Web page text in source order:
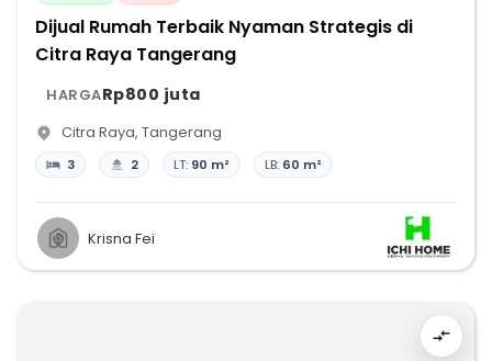
Dijual Rumah Terbaik Nyaman Strategis di
Citra Raya Tangerang
HARGARp800 juta
Citra Raya, Tangerang
3 2 LT: 90 m² LB: 60 m²
Krisna Fei